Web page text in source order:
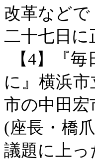
改革など
二十七日に
【4】『毎
に』横浜
市の中田宏
(座長・橋
議題に上っ